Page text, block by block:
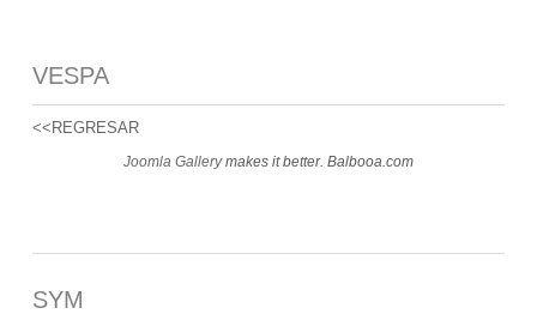
VESPA
<<REGRESAR
Joomla Gallerymakes it better. Balbooa.com
SYM